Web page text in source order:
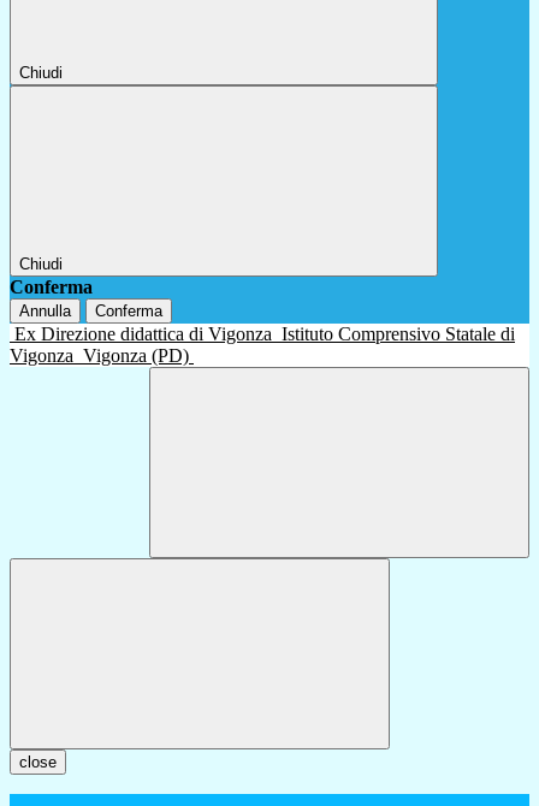
Chiudi
Chiudi
Conferma
Annulla Conferma
Ex Direzione didattica di Vigonza Istituto Comprensivo Statale di
Vigonza Vigonza (PD)
close